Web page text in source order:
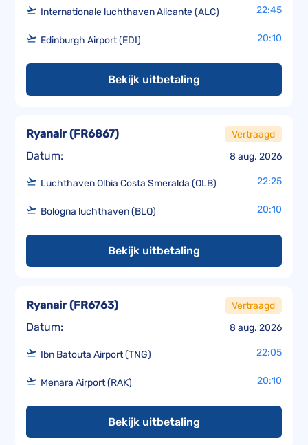
Internationale luchthaven Alicante (ALC) 22:45
Edinburgh Airport (EDI) 20:10
Bekijk uitbetaling
Datum: 8 aug. 2026
Ryanair(FR6867) Vertraagd
Luchthaven Olbia Costa Smeralda (OLB) 22:25
Bologna luchthaven (BLQ) 20:10
Bekijk uitbetaling
Datum: 8 aug. 2026
Ryanair(FR6763) Vertraagd
Ibn Batouta Airport (TNG) 22:05
Menara Airport (RAK) 20:10
Bekijk uitbetaling